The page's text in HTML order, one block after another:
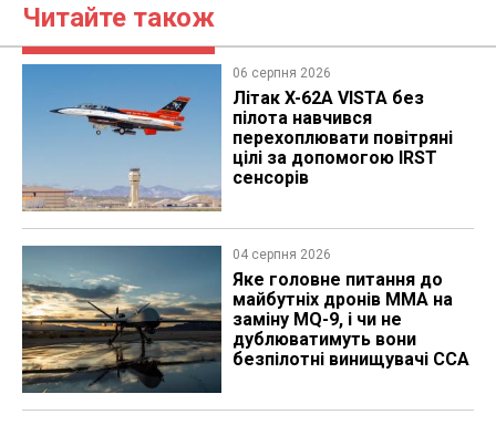
Читайте також
06 серпня 2026
Літак X-62A VISTA без
пілота навчився
перехоплювати повітряні
цілі за допомогою IRST
сенсорів
04 серпня 2026
Яке головне питання до
майбутніх дронів MMA на
заміну MQ-9, і чи не
дублюватимуть вони
безпілотні винищувачі CCA